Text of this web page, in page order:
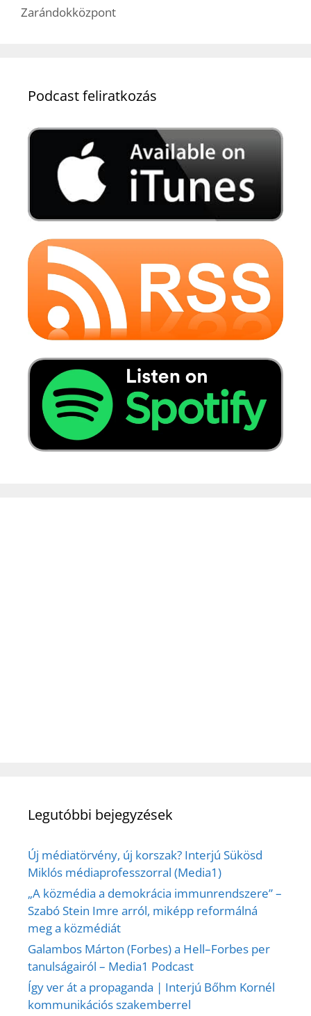
Zarándokközpont
Podcast feliratkozás
Legutóbbi bejegyzések
Új médiatörvény, új korszak? Interjú Sükösd
Miklós médiaprofesszorral (Media1)
„A közmédia a demokrácia immunrendszere” –
Szabó Stein Imre arról, miképp reformálná
meg a közmédiát
Galambos Márton (Forbes) a Hell–Forbes per
tanulságairól – Media1 Podcast
Így ver át a propaganda | Interjú Bőhm Kornél
kommunikációs szakemberrel